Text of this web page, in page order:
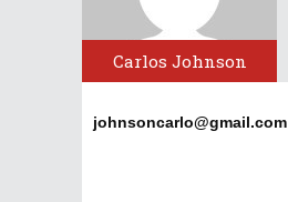
Carlos Johnson
johnsoncarlo@gmail.com